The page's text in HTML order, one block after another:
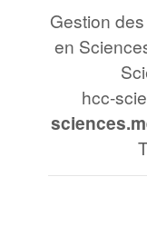
Gestion
en
hcc-